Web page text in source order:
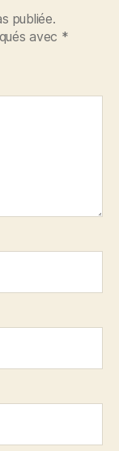
publiée.
avec *